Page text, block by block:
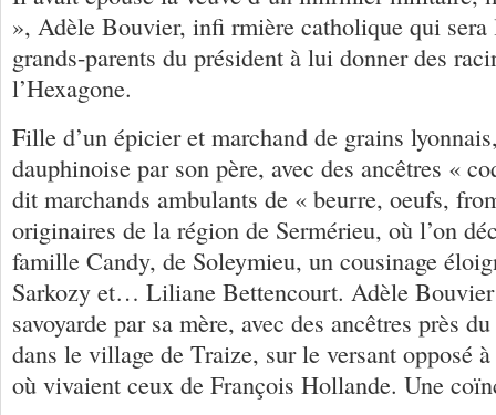
», Adèle Bouvier, infi rmière catholique qui sera
grands-parents du président à lui donner des
l’Hexagone.
Fille d’un épicier et marchand de grains
dauphinoise par son père, avec des ancêtres «
dit marchands ambulants de « beurre, oeufs,
originaires de la région de Sermérieu, où l’on
famille Candy, de Soleymieu, un cousinage
Sarkozy et… Liliane Bettencourt. Adèle Bouvier
savoyarde par sa mère, avec des ancêtres près
dans le village de Traize, sur le versant opposé
où vivaient ceux de François Hollande. Une